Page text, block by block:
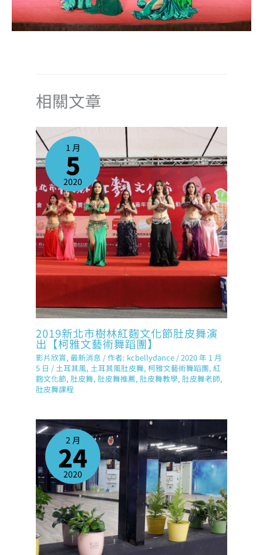
相關文章
1 月
5
2020
2019新北市樹林紅麴文化節肚皮舞演
出【柯雅文藝術舞蹈團】
影片欣賞,最新消息 / 作者: kcbellydance /2020 年 1 月
5 日 /土耳其風,土耳其風肚皮舞,柯雅文藝術舞蹈團,紅
麴文化節,肚皮舞,肚皮舞推薦,肚皮舞教學,肚皮舞老師,
肚皮舞課程
2 月
24
2020